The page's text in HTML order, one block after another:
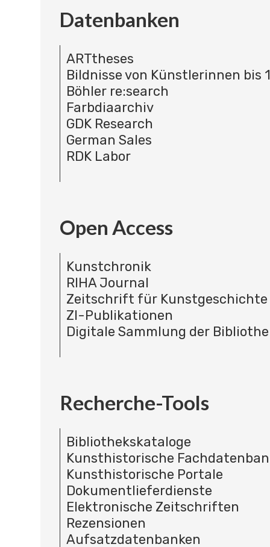
Datenbanken
ARTtheses
Bildnisse von Künstlerinnen bis
Böhler re:search
Farbdiaarchiv
GDK Research
German Sales
RDK Labor
Open Access
Kunstchronik
RIHA Journal
Zeitschrift für Kunstgeschichte
ZI-Publikationen
Digitale Sammlung der
Recherche-Tools
Bibliothekskataloge
Kunsthistorische
Kunsthistorische Portale
Dokumentlieferdienste
Elektronische Zeitschriften
Rezensionen
Aufsatzdatenbanken